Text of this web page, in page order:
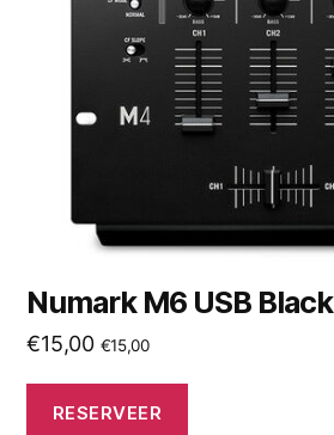
Numark M6 USB Black
€15,00 €15,00
RESERVEER